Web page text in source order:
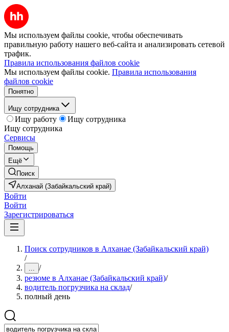
Мы используем файлы cookie, чтобы обеспечивать
правильную работу нашего веб-сайта и анализировать сетевой
трафик.
Правила использования файлов cookie
Мы используем файлы cookie. Правила использования
файлов cookie
Понятно
Ищу сотрудника
Ищу работу
Ищу сотрудника
Ищу сотрудника
Сервисы
Помощь
Ещё
Поиск
Алханай (Забайкальский край)
Войти
Войти
Зарегистрироваться
Поиск сотрудников в Алханае (Забайкальский край)
/
... /
резюме в Алханае (Забайкальский край)/
водитель погрузчика на склад/
полный день